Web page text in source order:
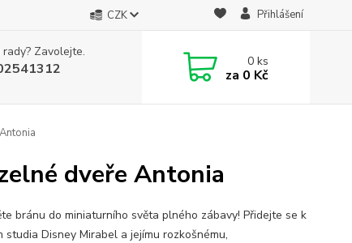
CZK Přihlášení
Zavolejte.
0ks
za 0 Kč
dveře Antonia
bránu do miniaturního světa plného zábavy! Přidejte se k
studia Disney Mirabel a jejímu rozkošnému,